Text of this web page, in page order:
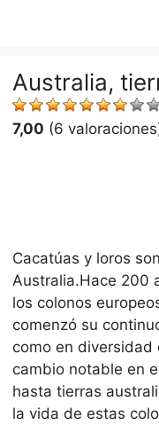
Australia,
7,00 (6
Cacatúas y loros
Australia.Hace 200
los colonos
comenzó su
como en diversidad
cambio notable en
hasta tierras
la vida de estas